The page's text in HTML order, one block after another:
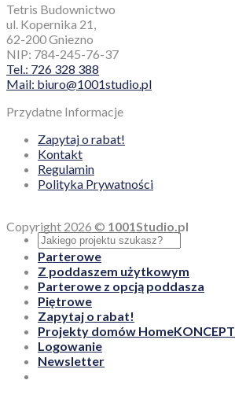
Tetris Budownictwo
ul. Kopernika 21,
62-200 Gniezno
NIP: 784-245-76-37
Tel.: 726 328 388
Mail: biuro@1001studio.pl
Przydatne Informacje
Zapytaj o rabat!
Kontakt
Regulamin
Polityka Prywatności
Copyright 2026 © 1001Studio.pl
Parterowe
Z poddaszem użytkowym
Parterowe z opcją poddasza
Piętrowe
Zapytaj o rabat!
Projekty domów HomeKONCEPT
Logowanie
Newsletter